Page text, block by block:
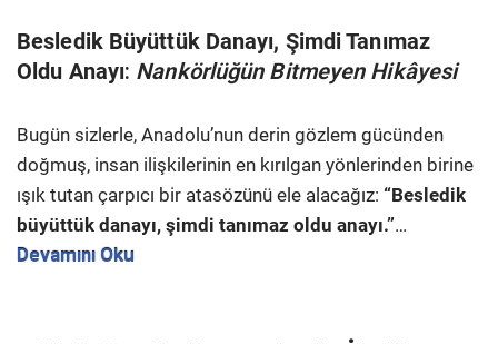
Besledik Büyüttük Danayı, Şimdi Tanımaz
Oldu Anayı: Nankörlüğün Bitmeyen Hikâyesi
Bugün sizlerle, Anadolu’nun derin gözlem gücünden
doğmuş, insan ilişkilerinin en kırılgan yönlerinden birine
ışık tutan çarpıcı bir atasözünü ele alacağız: “Besledik
büyüttük danayı, şimdi tanımaz oldu anayı.”…
Devamını Oku